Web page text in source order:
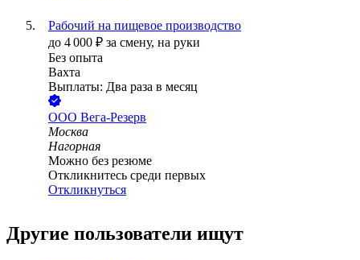
Рабочий на пищевое производство
до 4 000 ₽ за смену, на руки
Без опыта
Вахта
Выплаты: Два раза в месяц
ООО Вега-Резерв
Москва
Нагорная
Можно без резюме
Откликнитесь среди первых
Откликнуться
Другие пользователи ищут